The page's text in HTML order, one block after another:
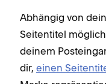
Abhängig von
Seitentitel
deinem
dir, einen